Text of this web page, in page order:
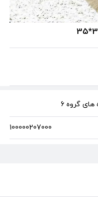
های گروه 6
100000207000